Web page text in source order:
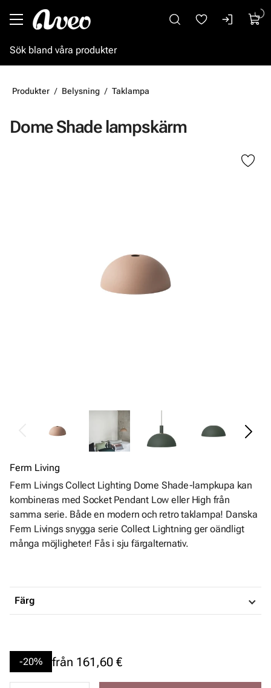
Produkter Belysning Taklampa
Dome Shade lampskärm
Ferm Living
Ferm Livings Collect Lighting Dome Shade-lampkupa kan
kombineras med Socket Pendant Low eller High från
samma serie. Både en modern och retro taklampa! Danska
Ferm Livings snygga serie Collect Lightning ger oändligt
många möjligheter! Fås i sju färgalternativ.
Färg
-20% från 161,60 €